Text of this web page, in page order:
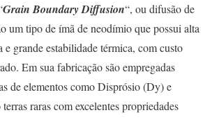
Grain Boundary Diffusion“, ou difusão de
um tipo de ímã de neodímio que possui alta
e grande estabilidade térmica, com custo
Em sua fabricação são empregadas
de elementos como Disprósio (Dy) e
raras com excelentes propriedades